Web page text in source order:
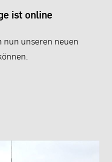
ist online
nun unseren neuen